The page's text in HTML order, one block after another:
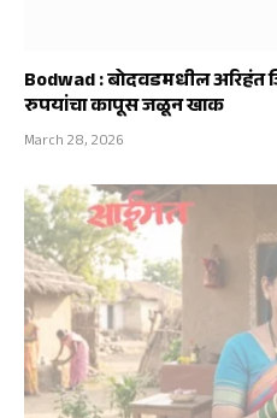
Bodwad : बोदवडमधील अरिहंत
रुपयांचा कापूस जळून खाक
March 28, 2026